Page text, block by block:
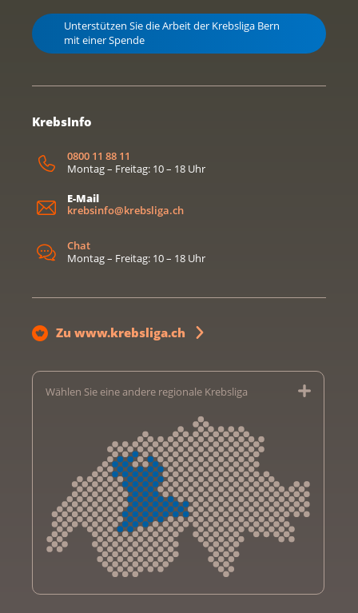
Unterstützen Sie die Arbeit der Krebsliga Bern
mit einer Spende
KrebsInfo
0800 11 88 11
Montag – Freitag: 10 – 18 Uhr
E-Mail
krebsinfo@krebsliga.ch
Chat
Montag – Freitag: 10 – 18 Uhr
Zu www.krebsliga.ch
Wählen Sie eine andere regionale Krebsliga